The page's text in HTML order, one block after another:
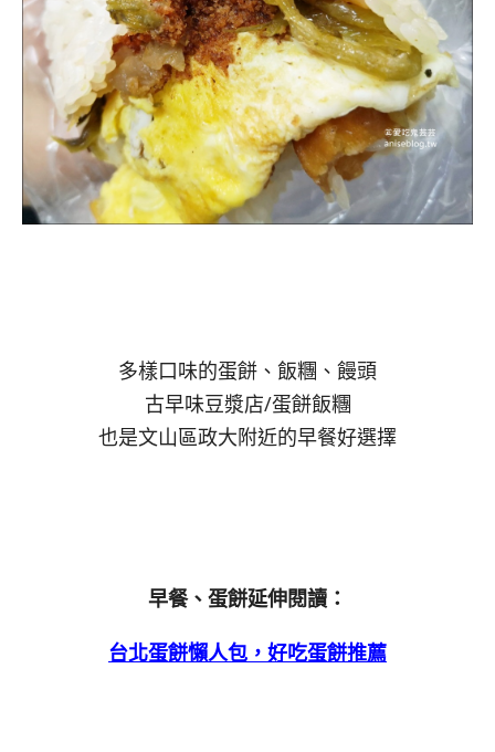
多樣口味的蛋餅、飯糰、饅頭
古早味豆漿店/蛋餅飯糰
也是文山區政大附近的早餐好選擇
早餐、蛋餅延伸閱讀：
台北蛋餅懶人包，好吃蛋餅推薦